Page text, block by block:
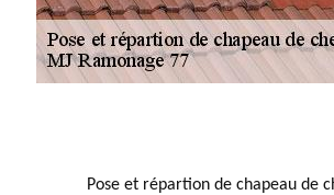
Pose et répartion de chapeau de